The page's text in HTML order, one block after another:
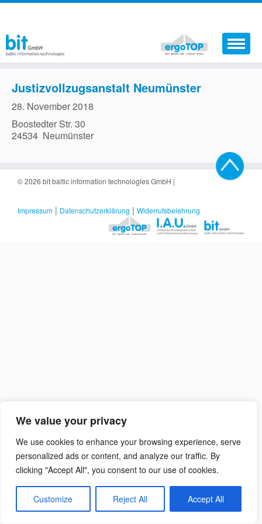
We value your privacy
We use cookies to enhance your browsing experience, serve
personalized ads or content, and analyze our traffic. By
clicking "Accept All", you consent to our use of cookies.
Customize Reject All Accept All
Dienstleistungen
Justizvollzugsanstalt Neumünster
28. November 2018
Boostedter Str. 30
24534 Neumünster
© 2026 bit baltic information technologies GmbH |
Impressum | Datenschutzerklärung | Widerrufsbelehrung